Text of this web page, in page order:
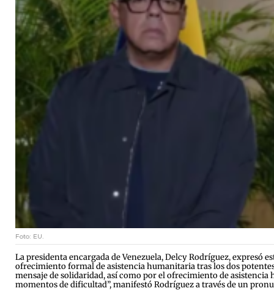
Foto: EU.
La presidenta encargada de Venezuela, Delcy Rodríguez, expresó
ofrecimiento formal de asistencia humanitaria tras los dos
mensaje de solidaridad, así como por el ofrecimiento de
momentos de dificultad”, manifestó Rodríguez a través de un